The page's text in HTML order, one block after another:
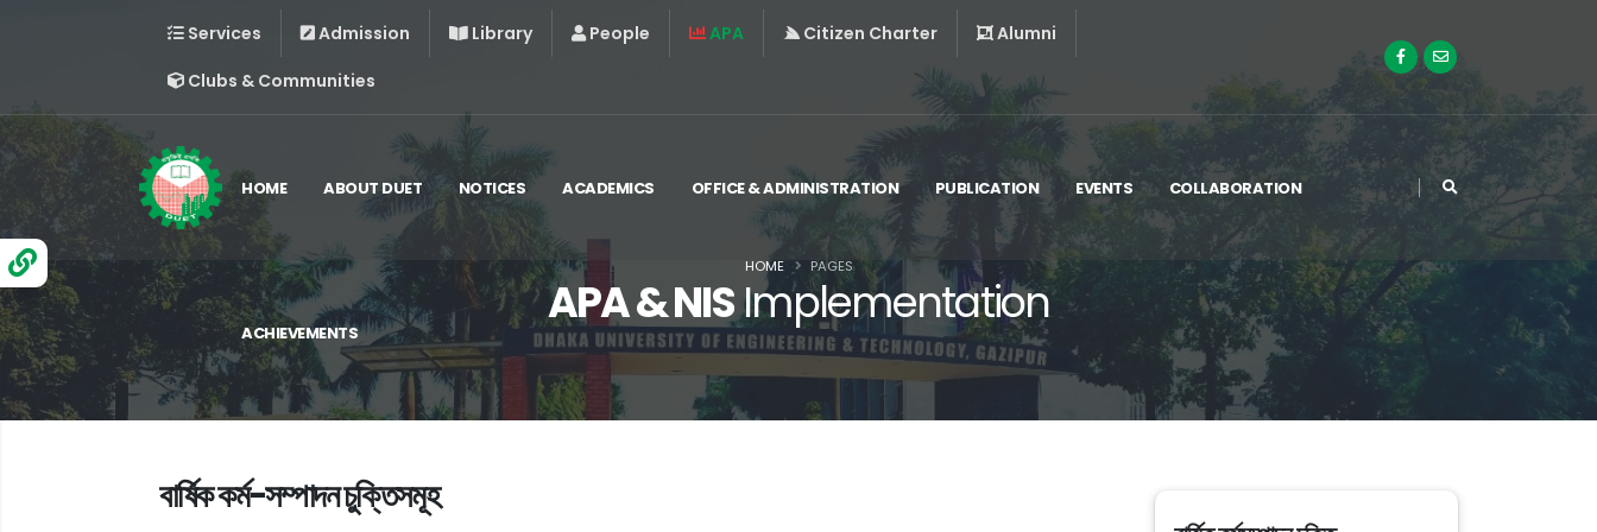
Services Admission Library People APA Citizen Charter
Alumni
Clubs & Communities
HOME ABOUT DUET NOTICES ACADEMICS OFFICE & ADMINISTRATION PUBLICATION EVENTS COLLABORATION
ACHIEVEMENTS
APA & NISImplementation
HOME PAGES
বার্ষিক কর্ম-সম্পাদন চুক্তিসমূহ